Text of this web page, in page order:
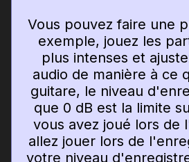
Vous pouvez faire une
exemple, jouez les
plus intenses et
audio de manière à ce
guitare, le niveau
que 0 dB est la limite
vous avez joué lors de
allez jouer lors de
votre niveau